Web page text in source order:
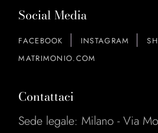
Social Media
FACEBOOK INSTAGRAM
MATRIMONIO.COM
Contattaci
Sede legale: Milano - Via